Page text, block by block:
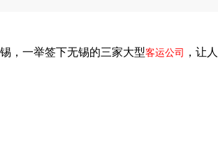
，一举签下无锡的三家大型客运公司
，让